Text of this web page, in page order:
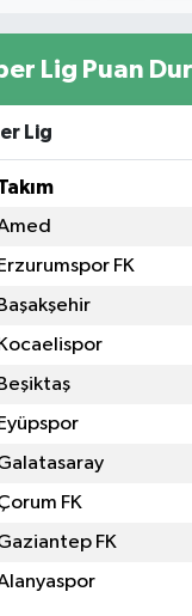
Lig Puan
Lig
Erzurumspor FK
Başakşehir
Kocaelispor
Beşiktaş
Eyüpspor
FK
FK